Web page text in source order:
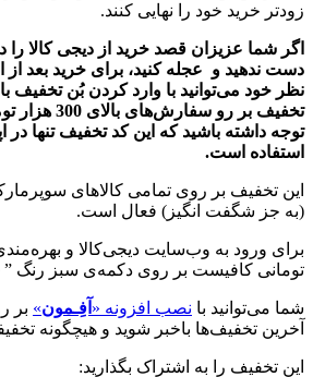
زودتر خرید خود را نهایی کنند.
اگر شما عزیزان قصد خرید از دیجی کالا را
دست ندهید و عجله کنید، برای خرید بعد از
تخفیف بر رو
توجه داشته باشید که این کد تخفیف تنها در
استفاده است.
این تخفیف بر روی تمامی کالاهای
(به جز شگفت انگیز) فعال است.
تومانی کافیست بر روی دکمه‌ی سبز رنگ ”
شما می‌توانید با نصب افزونه « آفِـمون» بر
آخرین تخفیف‌ها باخبر شوید و هیچگونه
این تخفیف را به اشتراک بگذارید: